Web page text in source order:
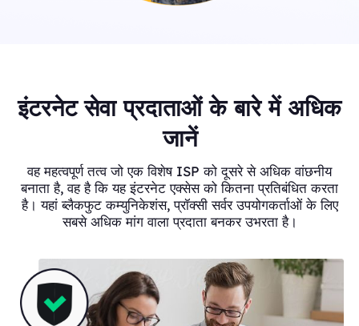
इंटरनेट सेवा प्रदाताओं के बारे में अधिक
जानें
वह महत्वपूर्ण तत्व जो एक विशेष ISP को दूसरे से अधिक वांछनीय
बनाता है, वह है कि यह इंटरनेट एक्सेस को कितना प्रतिबंधित करता
है। यहां ब्लैकफुट कम्युनिकेशंस, प्रॉक्सी सर्वर उपयोगकर्ताओं के लिए
सबसे अधिक मांग वाला प्रदाता बनकर उभरता है।